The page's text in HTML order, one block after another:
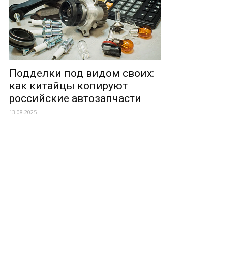
Подделки под видом своих:
как китайцы копируют
российские автозапчасти
13.08.2025